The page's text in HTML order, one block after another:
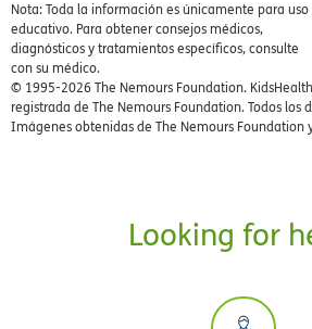
Nota: Toda la información es únicamente para uso
educativo. Para obtener consejos médicos,
diagnósticos y tratamientos específicos, consulte
con su médico.
© 1995-2026 The Nemours Foundation.
registrada de The Nemours Foundation. Todos los
Imágenes obtenidas de The Nemours Foundation
Looking for